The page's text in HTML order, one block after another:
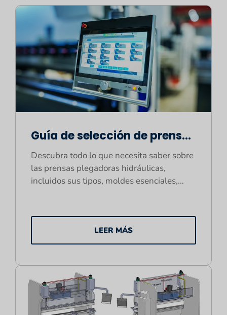
Guía de selección de prensas
plegadoras hidráulicas
2024: cómo elegir
rápidamente una prensa
Descubra todo lo que necesita saber sobre
las prensas plegadoras hidráulicas,
incluidos sus tipos, moldes esenciales,
eficiencia y la precisión en el
procesamiento de chapa metálica.
LEER MÁS